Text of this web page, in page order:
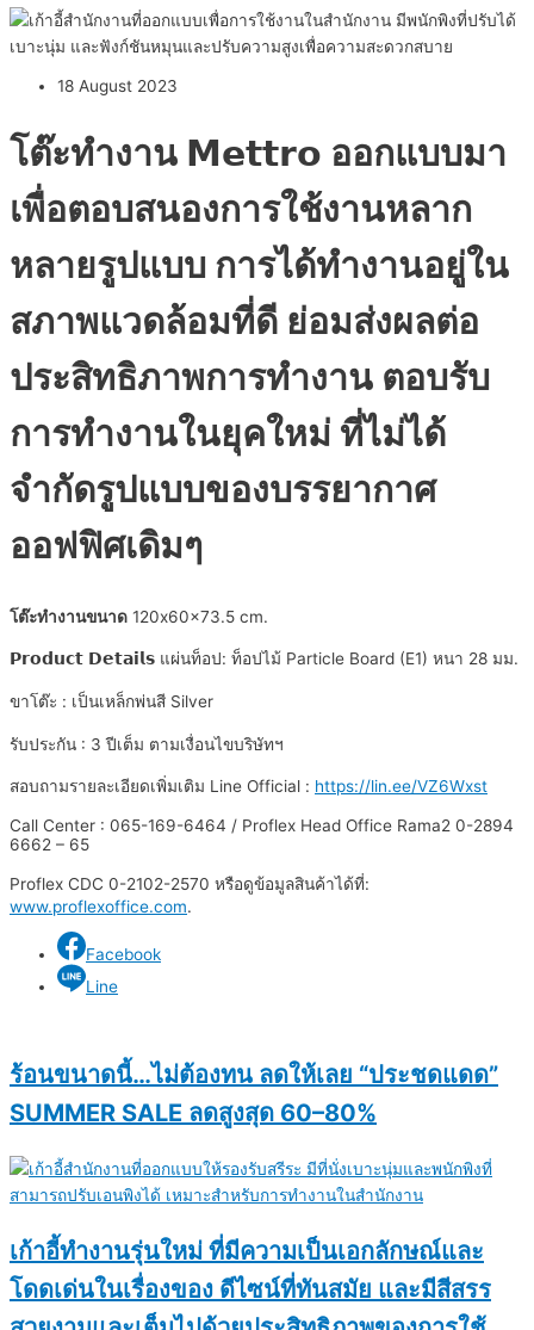
18 August 2023
โต๊ะทำงาน 𝗠𝗲𝘁𝘁𝗿𝗼 ออกแบบมา
เพื่อตอบสนองการใช้งานหลาก
หลายรูปแบบ การได้ทำงานอยู่ใน
สภาพแวดล้อมที่ดี ย่อมส่งผลต่อ
ประสิทธิภาพการทำงาน ตอบรับ
การทำงานในยุคใหม่ ที่ไม่ได้
จำกัดรูปแบบของบรรยากาศ
ออฟฟิศเดิมๆ
โต๊ะทำงานขนาด 120x60x73.5 cm.
𝗣𝗿𝗼𝗱𝘂𝗰𝘁 𝗗𝗲𝘁𝗮𝗶𝗹𝘀 แผ่นท็อป: ท็อปไม้ Particle Board (E1) หนา 28 มม.
ขาโต๊ะ : เป็นเหล็กพ่นสี Silver
รับประกัน : 3 ปีเต็ม ตามเงื่อนไขบริษัทฯ
สอบถามรายละเอียดเพิ่มเติม Line Official : https://lin.ee/VZ6Wxst
Call Center : 065-169-6464 / Proflex Head Office Rama2 0-2894
6662 – 65
Proflex CDC 0-2102-2570 หรือดูข้อมูลสินค้าได้ที่:
www.proflexoffice.com.
Facebook
Line
ร้อนขนาดนี้…ไม่ต้องทน ลดให้เลย “ประชดแดด”
SUMMER SALE ลดสูงสุด 60–80%
เก้าอี้ทำงานรุ่นใหม่ ที่มีความเป็นเอกลักษณ์และ
โดดเด่นในเรื่องของ ดีไซน์ที่ทันสมัย และมีสีสรร